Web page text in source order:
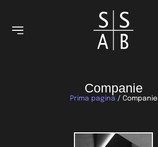
Companie
Prima pagină / Companie